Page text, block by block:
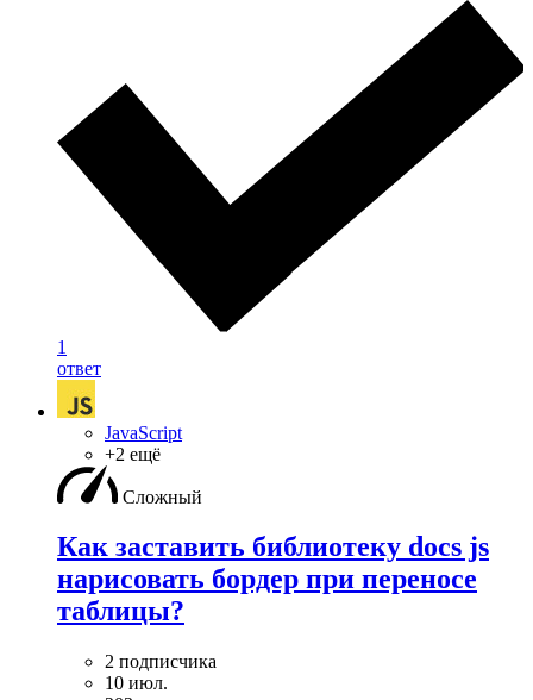
1
ответ
JavaScript
+2 ещё
Сложный
Как заставить библиотеку docs js
нарисовать бордер при переносе
таблицы?
2 подписчика
10 июл.